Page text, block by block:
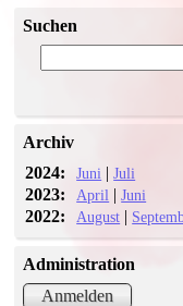
Suchen
Archiv
2024:
Juni |Juli
2023: April |Juni
2022: August |
Administration
Anmelden